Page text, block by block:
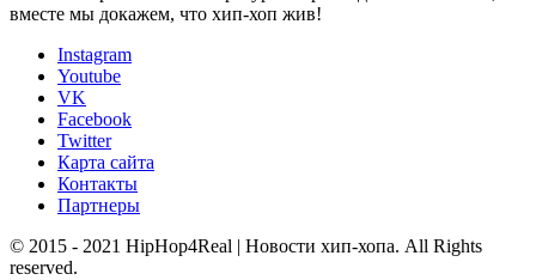
вместе мы докажем, что хип-хоп жив!
Instagram
Youtube
VK
Facebook
Twitter
Карта сайта
Контакты
Партнеры
© 2015 - 2021 HipHop4Real | Новости хип-хопа. All Rights
reserved.